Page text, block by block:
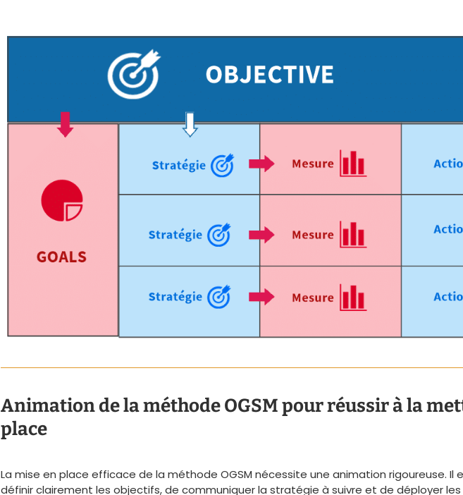
Animation de la méthode OGSM pour réussir à la
place
La mise en place efficace de la méthode OGSM nécessite une animation rigoureuse. Il
définir clairement les objectifs, de communiquer la stratégie à suivre et de déployer